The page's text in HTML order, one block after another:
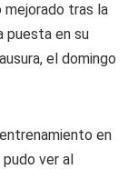
mejorado tras la
puesta en su
el domingo
en
ver al